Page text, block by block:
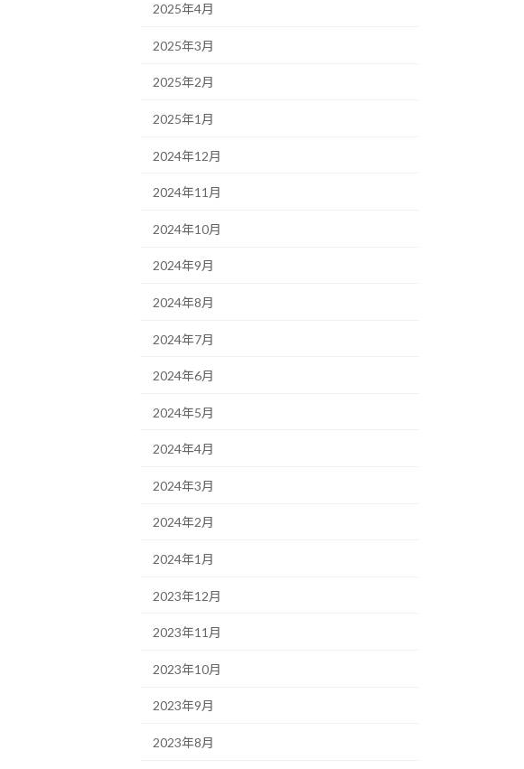
2025年4月
2025年3月
2025年2月
2025年1月
2024年12月
2024年11月
2024年10月
2024年9月
2024年8月
2024年7月
2024年6月
2024年5月
2024年4月
2024年3月
2024年2月
2024年1月
2023年12月
2023年11月
2023年10月
2023年9月
2023年8月